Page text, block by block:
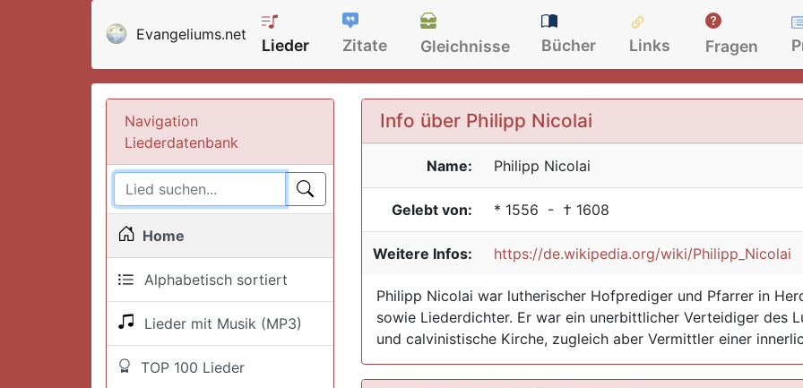
Evangeliums.net
Lieder Zitate Gleichnisse Bücher Links Fragen
Navigation
Liederdatenbank
Home
Alphabetisch sortiert
Lieder mit Musik (MP3)
TOP 100 Lieder
Info über Philipp Nicolai
Name: Philipp Nicolai
Gelebt von: * 1556 - † 1608
Weitere Infos: https://de.wikipedia.org/wiki/Philipp_Nicolai
Philipp Nicolai war lutherischer Hofprediger und Pfarrer in
sowie Liederdichter. Er war ein unerbittlicher Verteidiger des
und calvinistische Kirche, zugleich aber Vermittler einer